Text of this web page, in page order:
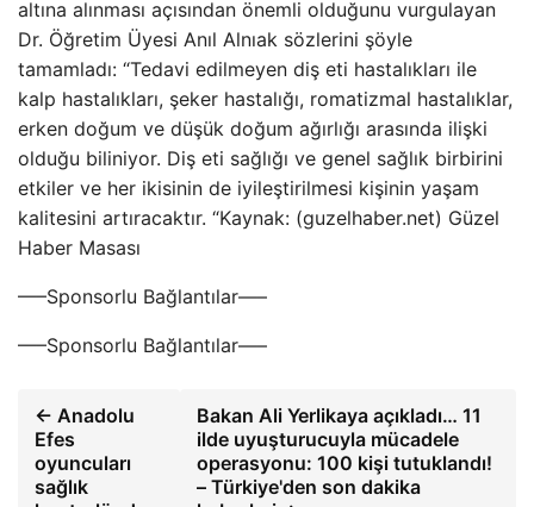
altına alınması açısından önemli olduğunu vurgulayan
Dr. Öğretim Üyesi Anıl Alnıak sözlerini şöyle
tamamladı: “Tedavi edilmeyen diş eti hastalıkları ile
kalp hastalıkları, şeker hastalığı, romatizmal hastalıklar,
erken doğum ve düşük doğum ağırlığı arasında ilişki
olduğu biliniyor. Diş eti sağlığı ve genel sağlık birbirini
etkiler ve her ikisinin de iyileştirilmesi kişinin yaşam
kalitesini artıracaktır. “Kaynak: (guzelhaber.net) Güzel
Haber Masası
—–Sponsorlu Bağlantılar—–
—–Sponsorlu Bağlantılar—–
← Anadolu
Efes
oyuncuları
sağlık
Bakan Ali Yerlikaya açıkladı… 11
ilde uyuşturucuyla mücadele
operasyonu: 100 kişi tutuklandı!
– Türkiye'den son dakika